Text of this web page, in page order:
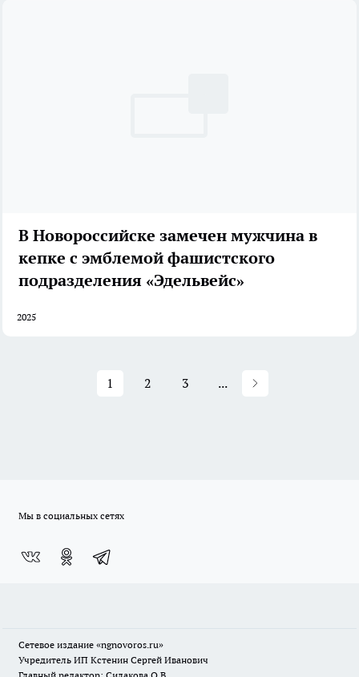
В Новороссийске замечен мужчина в
кепке с эмблемой фашистского
подразделения «Эдельвейс»
2025
1 2 3 ...
Мы в социальных сетях
Сетевое издание «ngnovoros.ru»
Учредитель ИП Кстенин Сергей Иванович